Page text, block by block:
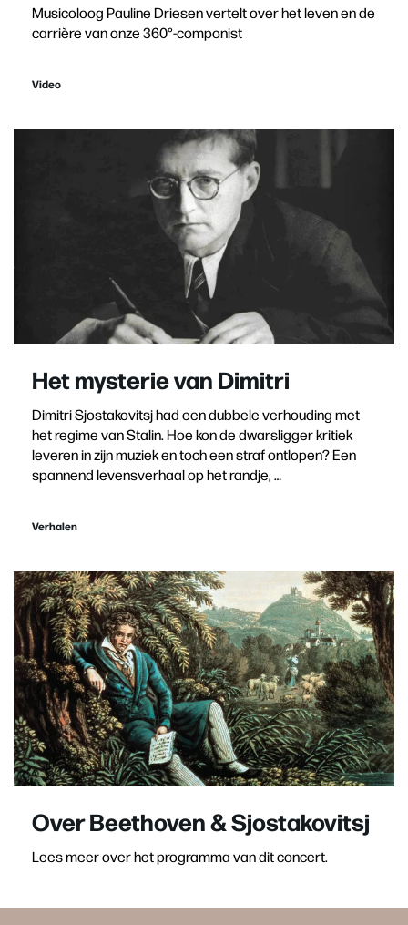
Musicoloog Pauline Driesen vertelt over het leven en de
carrière van onze 360°-componist
Video
Het mysterie van Dimitri
Dimitri Sjostakovitsj had een dubbele verhouding met
het regime van Stalin. Hoe kon de dwarsligger kritiek
leveren in zijn muziek en toch een straf ontlopen? Een
spannend levensverhaal op het randje, …
Verhalen
Over Beethoven & Sjostakovitsj
Lees meer over het programma van dit concert.